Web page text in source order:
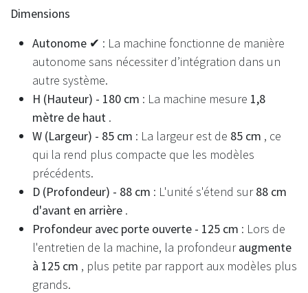
Dimensions
Autonome ✔ : La machine fonctionne de manière
autonome sans nécessiter d’intégration dans un
autre système.
H (Hauteur) - 180 cm : La machine mesure 1,8
mètre de haut .
W (Largeur) - 85 cm : La largeur est de 85 cm , ce
qui la rend plus compacte que les modèles
précédents.
D (Profondeur) - 88 cm : L'unité s'étend sur88 cm
d'avant en arrière .
Profondeur avec porte ouverte - 125 cm : Lors de
l'entretien de la machine, la profondeuraugmente
à 125 cm , plus petite par rapport aux modèles plus
grands.